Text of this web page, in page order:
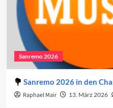
Sanremo 2026
Sanremo 2026 in den
Raphael Mair 13. März 2026